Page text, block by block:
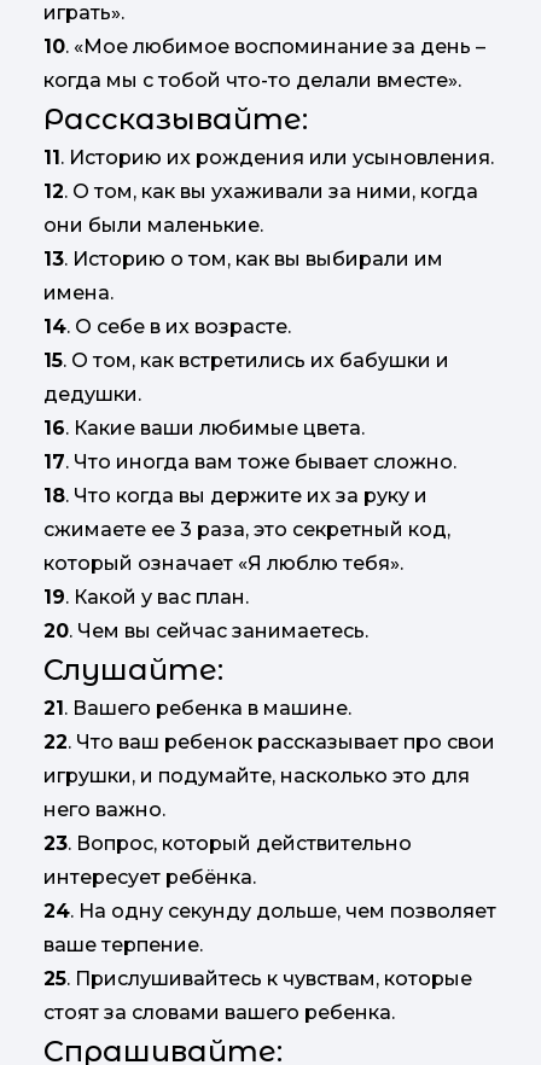
играть».
10. «Мое любимое воспоминание за день –
когда мы с тобой что-то делали вместе».
Рассказывайте:
11. Историю их рождения или усыновления.
12. О том, как вы ухаживали за ними, когда
они были маленькие.
13. Историю о том, как вы выбирали им
имена.
14. О себе в их возрасте.
15. О том, как встретились их бабушки и
дедушки.
16. Какие ваши любимые цвета.
17. Что иногда вам тоже бывает сложно.
18. Что когда вы держите их за руку и
сжимаете ее 3 раза, это секретный код,
который означает «Я люблю тебя».
19. Какой у вас план.
20. Чем вы сейчас занимаетесь.
Слушайте:
21. Вашего ребенка в машине.
22. Что ваш ребенок рассказывает про свои
игрушки, и подумайте, насколько это для
него важно.
23. Вопрос, который действительно
интересует ребёнка.
24. На одну секунду дольше, чем позволяет
ваше терпение.
25. Прислушивайтесь к чувствам, которые
стоят за словами вашего ребенка.
Спрашивайте: